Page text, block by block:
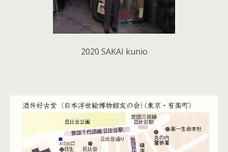
2020 SAKAI kunio